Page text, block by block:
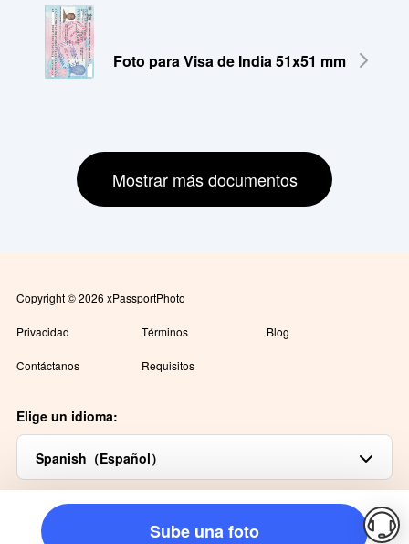
Sube una foto
Foto para Visa de India 51x51 mm
Mostrar más documentos
Copyright © 2026 xPassportPhoto
Privacidad Términos Blog
Contáctanos Requisitos
Elige un idioma:
Spanish（Español）